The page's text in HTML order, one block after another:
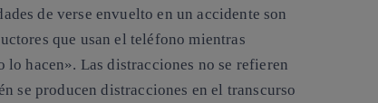
de verse envuelto en un accidente son
que usan el teléfono mientras
hacen». Las distracciones no se refieren
se producen distracciones en el transcurso